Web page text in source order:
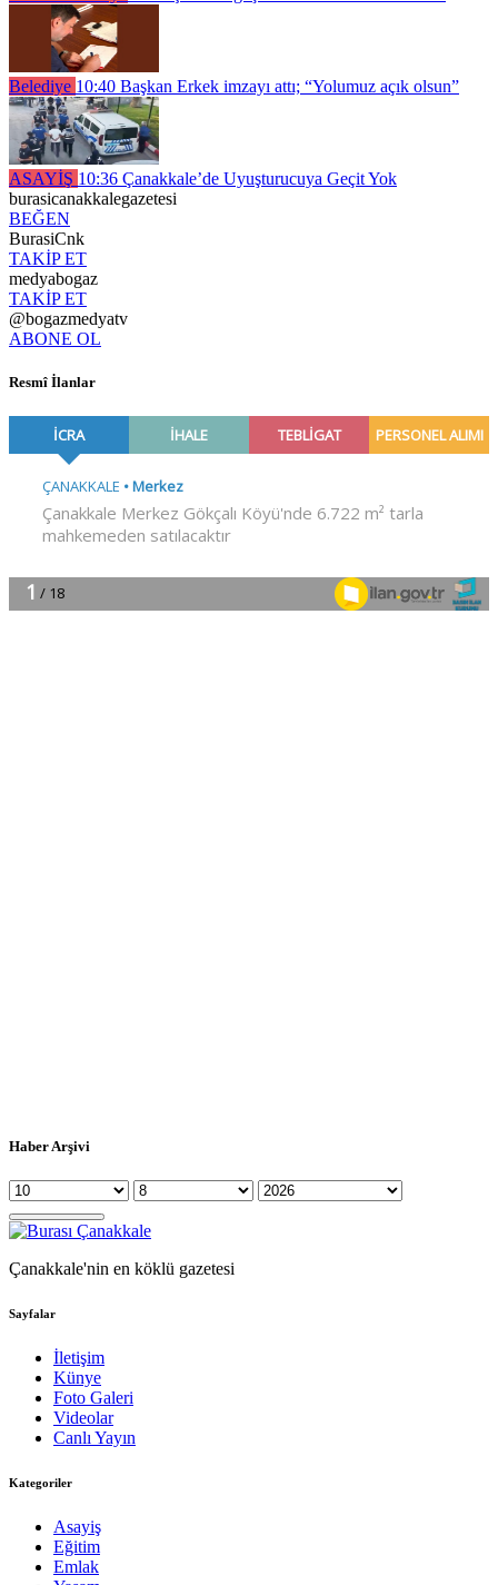
Belediye 10:40 Başkan Erkek imzayı attı; “Yolumuz açık olsun”
ASAYİŞ 10:36 Çanakkale’de Uyuşturucuya Geçit Yok
burasicanakkalegazetesi
BEĞEN
BurasiCnk
TAKİP ET
medyabogaz
TAKİP ET
@bogazmedyatv
ABONE OL
Resmî İlanlar
Haber Arşivi
Çanakkale'nin en köklü gazetesi
Sayfalar
İletişim
Künye
Foto Galeri
Videolar
Canlı Yayın
Kategoriler
Asayiş
Eğitim
Emlak